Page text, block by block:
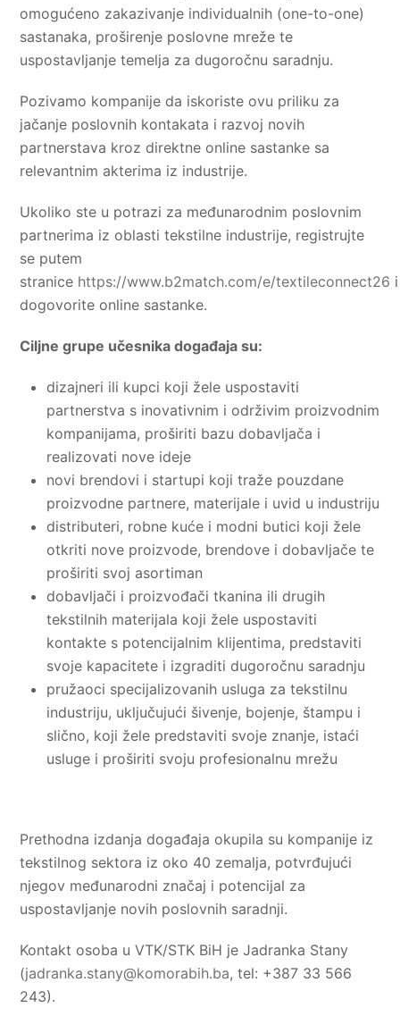
omogućeno zakazivanje individualnih (one-to-one)
sastanaka, proširenje poslovne mreže te
uspostavljanje temelja za dugoročnu saradnju.
Pozivamo kompanije da iskoriste ovu priliku za
jačanje poslovnih kontakata i razvoj novih
partnerstava kroz direktne online sastanke sa
relevantnim akterima iz industrije.
Ukoliko ste u potrazi za međunarodnim poslovnim
partnerima iz oblasti tekstilne industrije, registrujte
se putem
stranice https://www.b2match.com/e/textileconnect26 i
dogovorite online sastanke.
Ciljne grupe učesnika događaja su:
dizajneri ili kupci koji žele uspostaviti
partnerstva s inovativnim i održivim proizvodnim
kompanijama, proširiti bazu dobavljača i
realizovati nove ideje
novi brendovi i startupi koji traže pouzdane
proizvodne partnere, materijale i uvid u industriju
distributeri, robne kuće i modni butici koji žele
otkriti nove proizvode, brendove i dobavljače te
proširiti svoj asortiman
dobavljači i proizvođači tkanina ili drugih
tekstilnih materijala koji žele uspostaviti
kontakte s potencijalnim klijentima, predstaviti
svoje kapacitete i izgraditi dugoročnu saradnju
pružaoci specijalizovanih usluga za tekstilnu
industriju, uključujući šivenje, bojenje, štampu i
slično, koji žele predstaviti svoje znanje, istaći
usluge i proširiti svoju profesionalnu mrežu
Prethodna izdanja događaja okupila su kompanije iz
tekstilnog sektora iz oko 40 zemalja, potvrđujući
njegov međunarodni značaj i potencijal za
uspostavljanje novih poslovnih saradnji.
Kontakt osoba u VTK/STK BiH je Jadranka Stany
(jadranka.stany@komorabih.ba, tel: +387 33 566
243).